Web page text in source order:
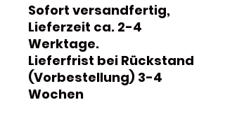
Sofort versandfertig,
Lieferzeit ca. 2-4
Werktage.
Lieferfrist bei Rückstand
(Vorbestellung) 3-4
Wochen